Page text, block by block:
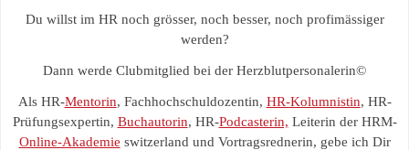
Du willst im HR noch grösser, noch besser, noch profimässiger
werden?
Dann werde Clubmitglied bei der Herzblutpersonalerin©
Als HR-Mentorin, Fachhochschuldozentin, HR-Kolumnistin, HR-
Prüfungsexpertin, Buchautorin, HR-Podcasterin, Leiterin der HRM-
Online-Akademie switzerland und Vortragsrednerin, gebe ich Dir